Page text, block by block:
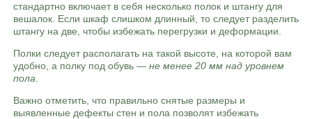
стандартно включает в себя несколько полок и штангу для
вешалок. Если шкаф слишком длинный, то следует разделить
штангу на две, чтобы избежать перегрузки и деформации.
Полки следует располагать на такой высоте, на которой вам
удобно, а полку под обувь — не менее 20 мм над уровнем
пола
Важно отметить, что правильно снятые размеры и
выявленные дефекты стен и пола позволят избежать